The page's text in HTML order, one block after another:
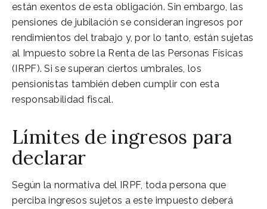
están exentos de esta obligación. Sin embargo, las
pensiones de jubilación se consideran ingresos por
rendimientos del trabajo y, por lo tanto, están sujetas
al Impuesto sobre la Renta de las Personas Físicas
(IRPF). Si se superan ciertos umbrales, los
pensionistas también deben cumplir con esta
responsabilidad fiscal.
Límites de ingresos para
declarar
Según la normativa del IRPF, toda persona que
perciba ingresos sujetos a este impuesto deberá